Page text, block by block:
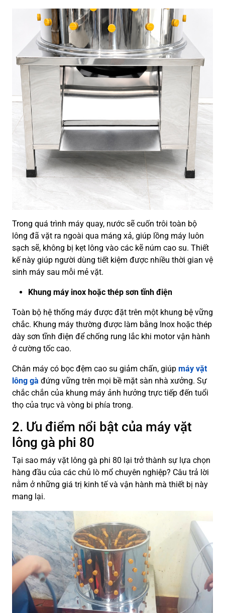
Trong quá trình máy quay, nước sẽ cuốn trôi toàn bộ
lông đã vặt ra ngoài qua máng xả, giúp lồng máy luôn
sạch sẽ, không bị kẹt lông vào các kẽ núm cao su. Thiết
kế này giúp người dùng tiết kiệm được nhiều thời gian vệ
sinh máy sau mỗi mẻ vặt.
Khung máy inox hoặc thép sơn tĩnh điện
Toàn bộ hệ thống máy được đặt trên một khung bệ vững
chắc. Khung máy thường được làm bằng Inox hoặc thép
dày sơn tĩnh điện để chống rung lắc khi motor vận hành
ở cường tốc cao.
Chân máy có bọc đệm cao su giảm chấn, giúp máy vặt
lông gà đứng vững trên mọi bề mặt sàn nhà xưởng. Sự
chắc chắn của khung máy ảnh hưởng trực tiếp đến tuổi
thọ của trục và vòng bi phía trong.
2. Ưu điểm nổi bật của máy vặt
lông gà phi 80
Tại sao máy vặt lông gà phi 80 lại trở thành sự lựa chọn
hàng đầu của các chủ lò mổ chuyên nghiệp? Câu trả lời
nằm ở những giá trị kinh tế và vận hành mà thiết bị này
mang lại.